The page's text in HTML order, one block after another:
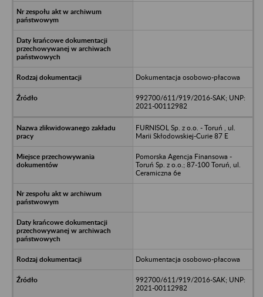
Dokumentacja osobowo-płacowa
992700/611/919/2016-SAK; UNP:
2021-00112982
FURNISOL Sp. z o.o. - Toruń , ul.
Marii Skłodowskiej-Curie 87 E
Pomorska Agencja Finansowa -
Toruń Sp. z o.o.; 87-100 Toruń, ul.
Ceramiczna 6e
Dokumentacja osobowo-płacowa
992700/611/919/2016-SAK; UNP:
2021-00112982